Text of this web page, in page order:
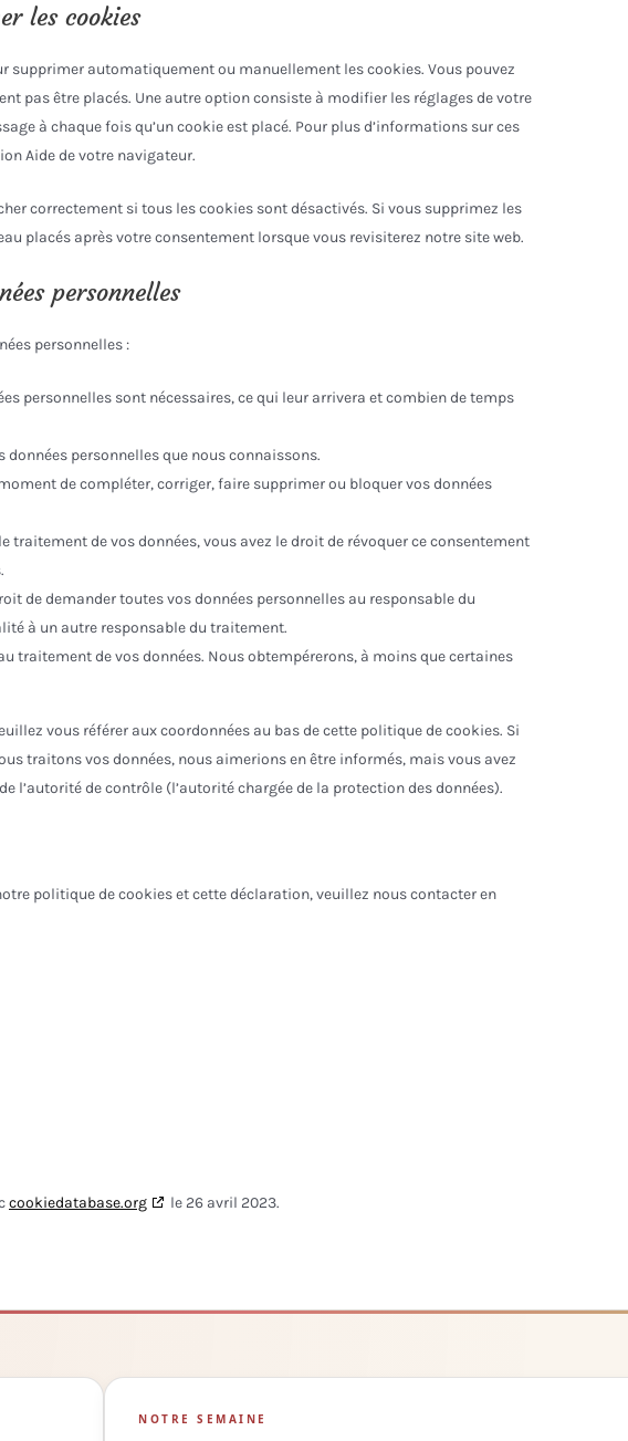
les cookies
supprimer automatiquement ou manuellement les cookies. Vous pouvez
pas être placés. Une autre option consiste à modifier les réglages de votre
à chaque fois qu’un cookie est placé. Pour plus d’informations sur ces
Aide de votre navigateur.
correctement si tous les cookies sont désactivés. Si vous supprimez les
placés après votre consentement lorsque vous revisiterez notre site web.
personnelles
personnelles :
personnelles sont nécessaires, ce qui leur arrivera et combien de temps
données personnelles que nous connaissons.
de compléter, corriger, faire supprimer ou bloquer vos données
traitement de vos données, vous avez le droit de révoquer ce consentement
de demander toutes vos données personnelles au responsable du
à un autre responsable du traitement.
traitement de vos données. Nous obtempérerons, à moins que certaines
vous référer aux coordonnées au bas de cette politique de cookies. Si
traitons vos données, nous aimerions en être informés, mais vous avez
l’autorité de contrôle (l’autorité chargée de la protection des données).
politique de cookies et cette déclaration, veuillez nous contacter en
cookiedatabase.org le 26 avril 2023.
NOTRE SEMAINE